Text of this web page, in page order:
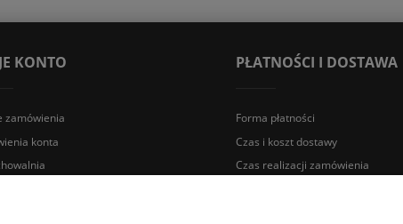
KONTO
zamówienia
konta
PŁATNOŚCI I DOSTAWA
Forma płatności
Czas i koszt dostawy
Czas realizacji zamówienia
Ruda Śląska | E-mail: sklep@lazienki.eco | Tel.: 600 012 164 lub 600 012